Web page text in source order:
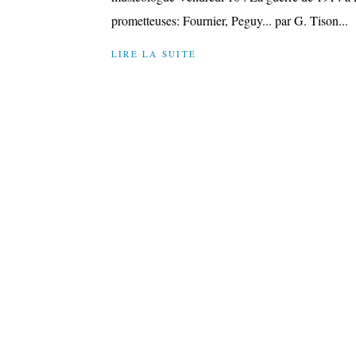
prometteuses: Fournier, Peguy... par G. Tison...
LIRE LA SUITE